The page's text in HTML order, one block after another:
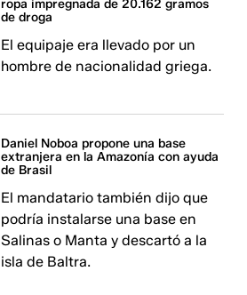
ropa impregnada de 20.162 gramos
de droga
El equipaje era llevado por un
hombre de nacionalidad griega.
Daniel Noboa propone una base
extranjera en la Amazonía con ayuda
de Brasil
El mandatario también dijo que
podría instalarse una base en
Salinas o Manta y descartó a la
isla de Baltra.